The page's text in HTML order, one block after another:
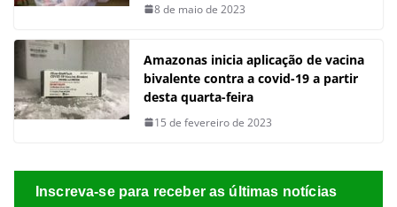
8 de maio de 2023
Amazonas inicia aplicação de vacina
bivalente contra a covid-19 a partir
desta quarta-feira
15 de fevereiro de 2023
Inscreva-se para receber as últimas notícias